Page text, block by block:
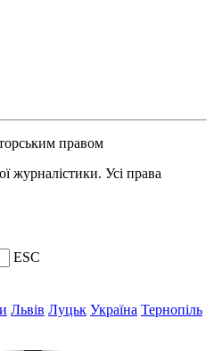
правом
журналістики. Усі права
ESC
Львів Луцьк Україна Тернопіль